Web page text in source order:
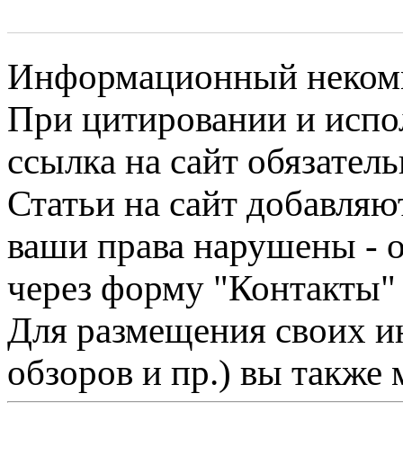
Информационный
При цитировании и
ссылка на сайт
Статьи на сайт
ваши права нарушены -
через форму "Контакты"
Для размещения своих
обзоров и пр.) вы также